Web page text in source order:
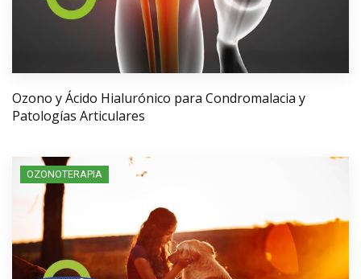
Ozono y Ácido Hialurónico para Condromalacia y
Patologías Articulares
OZONOTERAPIA